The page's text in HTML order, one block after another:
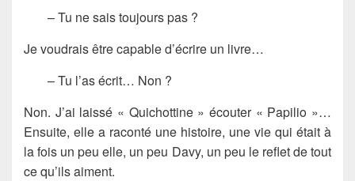
– Tu ne sais toujours pas ?
Je voudrais être capable d’écrire un livre…
– Tu l’as écrit… Non ?
Non. J’ai laissé « Quichottine » écouter « Papilio »…
Ensuite, elle a raconté une histoire, une vie qui était à
la fois un peu elle, un peu Davy, un peu le reflet de tout
ce qu’ils aiment.